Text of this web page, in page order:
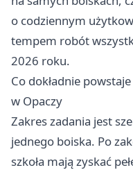
o codziennym
tempem robót
2026 roku.
Co dokładnie
w Opaczy
Zakres zadania jest
jednego boiska. Po
szkoła mają zyskać